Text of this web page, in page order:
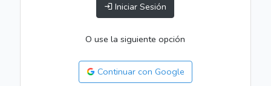
Iniciar Sesión
O use la siguiente opción
Continuar con Google